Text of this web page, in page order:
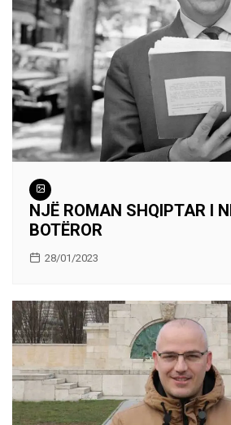
NJË ROMAN SHQIPTAR I
BOTËROR
28/01/2023